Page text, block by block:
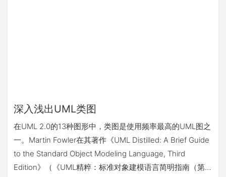
深入浅出UML类图
在UML 2.0的13种图形中，类图是使用频率最高的UML图之
一。Martin Fowler在其著作《UML Distilled: A Brief Guide
to the Standard Object Modeling Language, Third
Edition》（《UML精粹：标准对象建模语言简明指南（第3